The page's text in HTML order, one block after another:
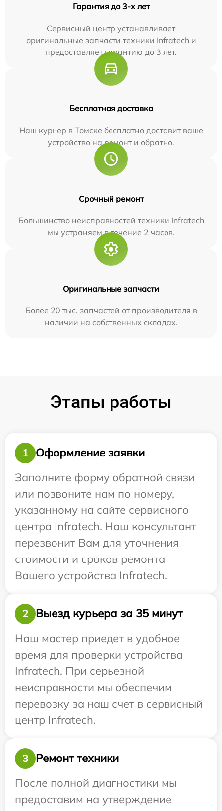
Гарантия до 3-х лет
Сервисный центр устанавливает
оригинальные запчасти техники Infratech и
предоставляет гарантию до 3 лет.
Бесплатная доставка
Наш курьер в Томске бесплатно доставит ваше
устройство на ремонт и обратно.
Срочный ремонт
Большинство неисправностей техники Infratech
мы устраняем в течение 2 часов.
Оригинальные запчасти
Более 20 тыс. запчастей от производителя в
наличии на собственных складах.
Этапы работы
1
Оформление заявки
Заполните форму обратной связи
или позвоните нам по номеру,
указанному на сайте сервисного
центра Infratech. Наш консультант
перезвонит Вам для уточнения
стоимости и сроков ремонта
Вашего устройства Infratech.
2
Выезд курьера за 35 минут
Наш мастер приедет в удобное
время для проверки устройства
Infratech. При серьезной
неисправности мы обеспечим
перевозку за наш счет в сервисный
центр Infratech.
3
Ремонт техники
После полной диагностики мы
предоставим на утверждение